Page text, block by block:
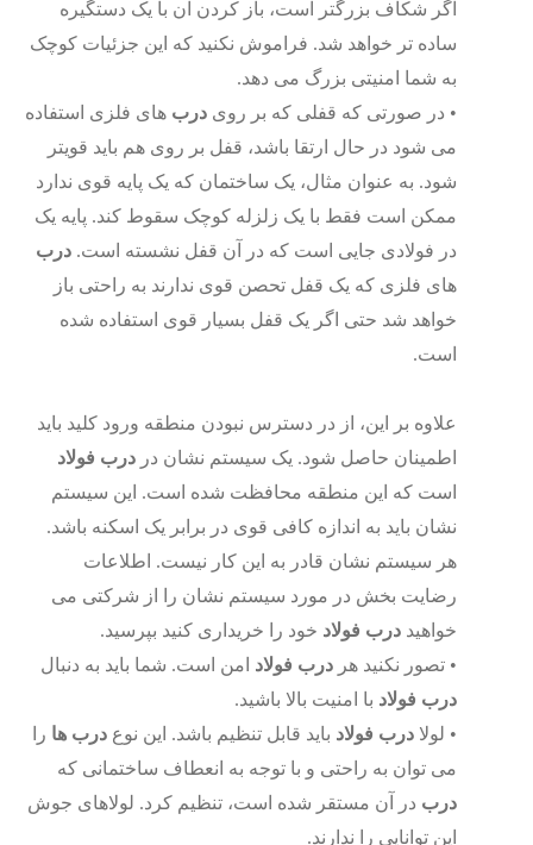
اگر شکاف بزرگتر است، باز کردن آن با یک دستگیره
ساده تر خواهد شد. فراموش نکنید که این جزئیات کوچک
به شما امنیتی بزرگ می­ دهد.
• در صورتی که قفلی که بر روی درب های فلزی استفاده
می شود در حال ارتقا باشد، قفل بر روی هم باید قوی­تر
شود. به عنوان مثال، یک ساختمان که یک پایه قوی ندارد
ممکن است فقط با یک زلزله کوچک سقوط کند. پایه یک
در فولادی جایی است که در آن قفل نشسته است. درب
های فلزی که یک قفل تحصن قوی ندارند به راحتی باز
خواهد شد حتی اگر یک قفل بسیار قوی استفاده شده
است.
علاوه بر این، از در دسترس نبودن منطقه ورود کلید باید
اطمینان حاصل شود. یک سیستم نشان در درب فولاد
است که این منطقه محافظت شده است. این سیستم
نشان باید به اندازه کافی قوی در برابر یک اسکنه باشد.
هر سیستم نشان قادر به این کار نیست. اطلاعات
رضایت بخش در مورد سیستم نشان را از شرکتی می
خواهید درب فولاد خود را خریداری کنید بپرسید.
• تصور نکنید هر درب فولاد امن است. شما باید به دنبال
درب فولاد با امنیت بالا باشید.
• لولا درب فولاد باید قابل تنظیم باشد. این نوع درب ها را
می توان به راحتی و با توجه به انعطاف ساختمانی که
درب در آن مستقر شده است، تنظیم کرد. لولا­های جوش
این توانایی را ندارند.